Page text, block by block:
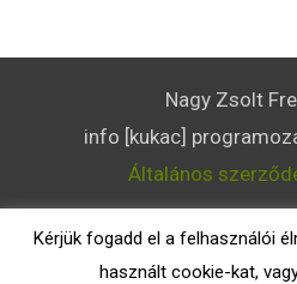
Nagy Zsolt
info [kukac]
Általános
Copyright ©
Kérjük fogadd el a felhasználói
használt cookie-kat,